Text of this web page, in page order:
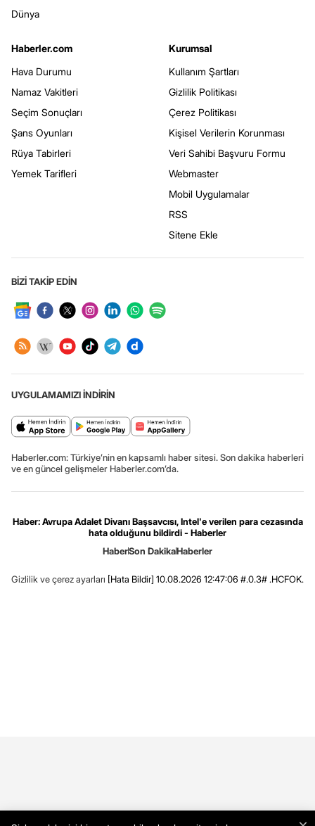
Dünya
Haberler.com
Hava Durumu
Namaz Vakitleri
Seçim Sonuçları
Şans Oyunları
Rüya Tabirleri
Yemek Tarifleri
Kurumsal
Kullanım Şartları
Gizlilik Politikası
Çerez Politikası
Kişisel Verilerin Korunması
Veri Sahibi Başvuru Formu
Webmaster
Mobil Uygulamalar
RSS
Sitene Ekle
BİZİ TAKİP EDİN
UYGULAMAMIZI İNDİRİN
Haberler.com: Türkiye’nin en kapsamlı haber sitesi. Son dakika haberleri
ve en güncel gelişmeler Haberler.com’da.
Haber: Avrupa Adalet Divanı Başsavcısı, Intel'e verilen para cezasında
hata olduğunu bildirdi - Haberler
HaberSon DakikaHaberler
Gizlilik ve çerez ayarları [Hata Bildir] 10.08.2026 12:47:06 #.0.3# .HCFOK.